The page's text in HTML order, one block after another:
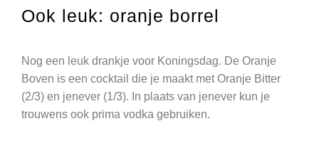
Ook leuk: oranje borrel
Nog een leuk drankje voor Koningsdag. De Oranje
Boven is een cocktail die je maakt met Oranje Bitter
(2/3) en jenever (1/3). In plaats van jenever kun je
trouwens ook prima vodka gebruiken.